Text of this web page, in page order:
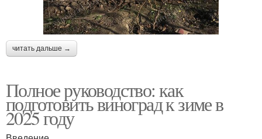
читать дальше →
Полное руководство: как
подготовить виноград к зиме в
2025 году